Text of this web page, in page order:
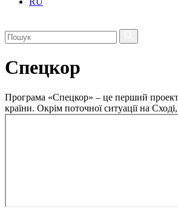
Спецкор
Програма «Спецкор» – це перший проект
країни. Окрім поточної ситуації на